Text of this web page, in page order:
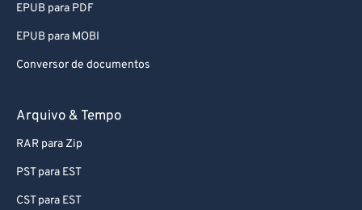
EPUB para PDF
EPUB para MOBI
Conversor de documentos
Arquivo & Tempo
RAR para Zip
PST para EST
CST para EST